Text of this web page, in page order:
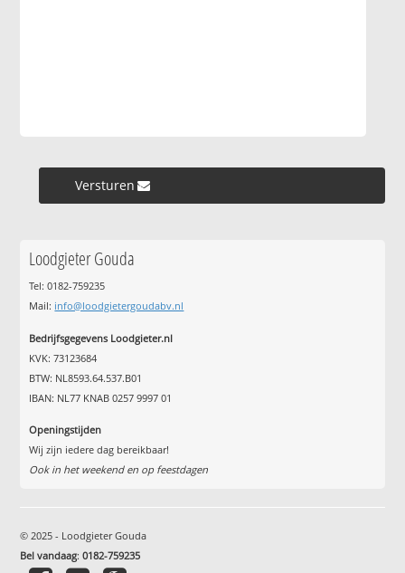
Versturen »
Loodgieter Gouda
Tel: 0182-759235
Mail: info@loodgietergoudabv.nl
Bedrijfsgegevens Loodgieter.nl
KVK: 73123684
BTW: NL8593.64.537.B01
IBAN: NL77 KNAB 0257 9997 01
Openingstijden
Wij zijn iedere dag bereikbaar!
Ook in het weekend en op feestdagen
© 2025 - Loodgieter Gouda
Bel vandaag:0182-759235